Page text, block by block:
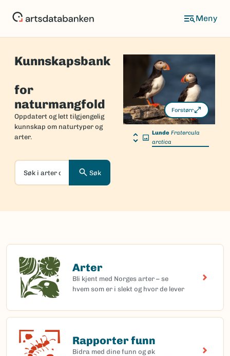
Forside
Forstørr
Lunde Fratercula
arctica
Kunnskapsbank
for
naturmangfold
Oppdatert og lett tilgjengelig
kunnskap om naturtyper og
arter.
i
og
Søk
Arter
Bli kjent med Norges arter – se
hvem som er i slekt og hvor de lever
Arter
Rapporter funn
Bidra med dine funn og øk
Rapporter funn